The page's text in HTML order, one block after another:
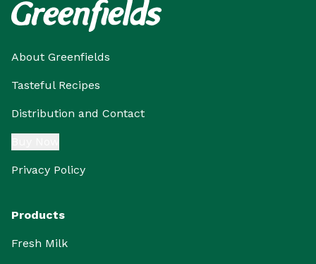
About Greenfields
Tasteful Recipes
Distribution and Contact
Privacy Policy
Products
Fresh Milk